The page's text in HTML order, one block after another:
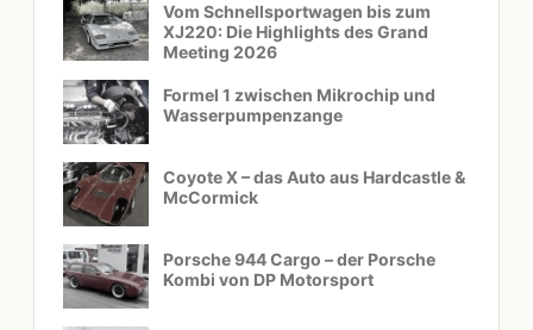
Vom Schnellsportwagen bis zum
XJ220: Die Highlights des Grand
Meeting 2026
Formel 1 zwischen Mikrochip und
Wasserpumpenzange
Coyote X – das Auto aus Hardcastle &
McCormick
Porsche 944 Cargo – der Porsche
Kombi von DP Motorsport